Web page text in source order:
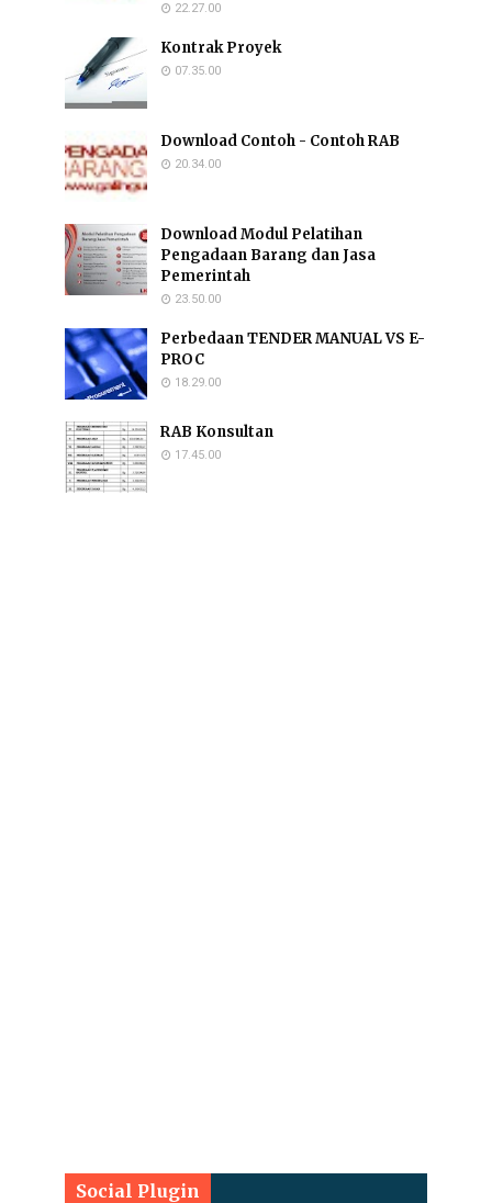
22.27.00
Kontrak Proyek
07.35.00
Download Contoh - Contoh RAB
20.34.00
Download Modul Pelatihan
Pengadaan Barang dan Jasa
Pemerintah
23.50.00
Perbedaan TENDER MANUAL VS E-
PROC
18.29.00
RAB Konsultan
17.45.00
Social Plugin